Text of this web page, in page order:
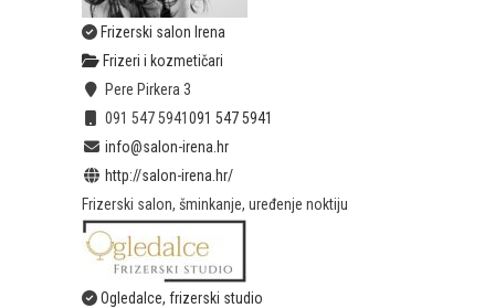
Frizerski salon Irena
Frizeri i kozmetičari
Pere Pirkera 3
091 547 5941091 547 5941
info@salon-irena.hr
http://salon-irena.hr/
Frizerski salon, šminkanje, uređenje noktiju
Ogledalce, frizerski studio